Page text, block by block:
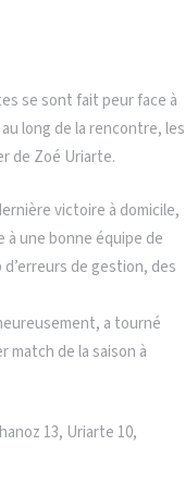
se sont fait peur face à
long de la rencontre, les
de Zoé Uriarte.
victoire à domicile,
à une bonne équipe de
de gestion, des
a tourné
match de la saison à
13, Uriarte 10,